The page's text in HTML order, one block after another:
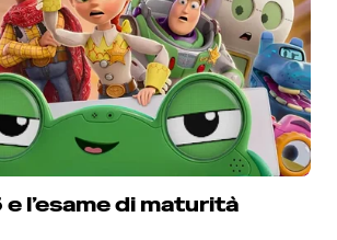
l’esame di maturità